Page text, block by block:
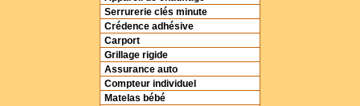
Serrurerie clés minute
Crédence adhésive
Carport
Grillage rigide
Assurance auto
Compteur individuel
Matelas bébé